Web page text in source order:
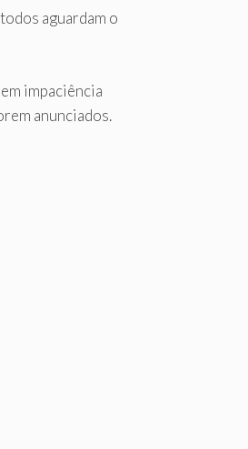
aguardam o
impaciência
anunciados.